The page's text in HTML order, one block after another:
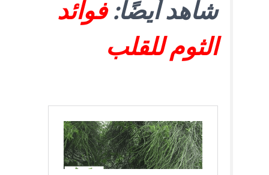
شاهد أيضًا:فوائد
الثوم للقلب